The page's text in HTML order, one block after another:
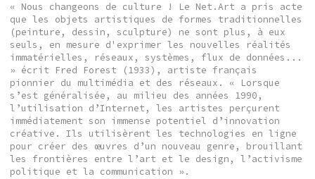
« Nous changeons de culture ! Le Net.Art a pris acte
que les objets artistiques de formes traditionnelles
(peinture, dessin, sculpture) ne sont plus, à eux
seuls, en mesure d'exprimer les nouvelles réalités
immatérielles, réseaux, systèmes, flux de données...
» écrit Fred Forest (1933), artiste français
pionnier du multimédia et des réseaux. « Lorsque
s’est généralisée, au milieu des années 1990,
l’utilisation d’Internet, les artistes perçurent
immédiatement son immense potentiel d’innovation
créative. Ils utilisèrent les technologies en ligne
pour créer des œuvres d’un nouveau genre, brouillant
les frontières entre l’art et le design, l’activisme
politique et la communication ».